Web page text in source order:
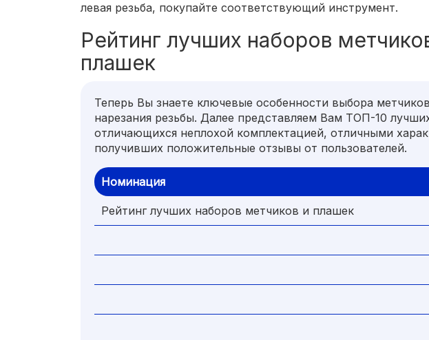
левая резьба, покупайте соответствующий инструмент.
Рейтинг лучших наборов
плашек
Теперь Вы знаете ключевые особенности выбора
нарезания резьбы. Далее представляем Вам ТОП-10
отличающихся неплохой комплектацией, отличными
получивших положительные отзывы от пользователей.
Номинация
Рейтинг лучших наборов метчиков и плашек